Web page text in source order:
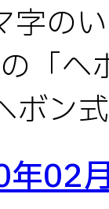
字の
「ヘ
ボン
02